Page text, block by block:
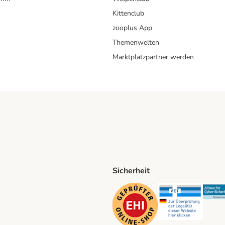
Kittenclub
zooplus App
Themenwelten
Marktplatzpartner werden
Method
Sicherheit
Security